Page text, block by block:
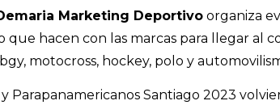
Marketing Deportivo organiza
hacen con las marcas para llegar al
motocross, hockey, polo y
y Parapanamericanos Santiago 2023